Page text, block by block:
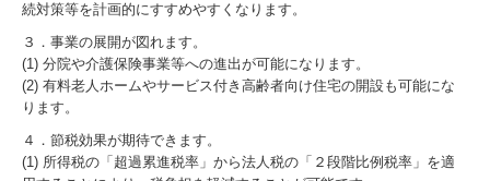
続対策等を計画的にすすめやすくなります。
３．事業の展開が図れます。
(1) 分院や介護保険事業等への進出が可能になります。
(2) 有料老人ホームやサービス付き高齢者向け住宅の開設も可能にな
ります。
４．節税効果が期待できます。
(1) 所得税の「超過累進税率」から法人税の「２段階比例税率」を適